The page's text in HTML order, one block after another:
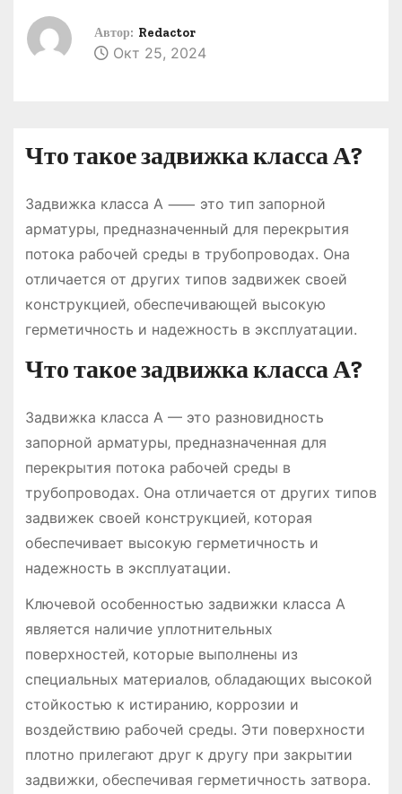
Автор: Redactor
Окт 25, 2024
Что такое задвижка класса А?
Задвижка класса А ⸺ это тип запорной
арматуры‚ предназначенный для перекрытия
потока рабочей среды в трубопроводах. Она
отличается от других типов задвижек своей
конструкцией‚ обеспечивающей высокую
герметичность и надежность в эксплуатации.
Что такое задвижка класса А?
Задвижка класса А — это разновидность
запорной арматуры‚ предназначенная для
перекрытия потока рабочей среды в
трубопроводах. Она отличается от других типов
задвижек своей конструкцией‚ которая
обеспечивает высокую герметичность и
надежность в эксплуатации.
Ключевой особенностью задвижки класса А
является наличие уплотнительных
поверхностей‚ которые выполнены из
специальных материалов‚ обладающих высокой
стойкостью к истиранию‚ коррозии и
воздействию рабочей среды. Эти поверхности
плотно прилегают друг к другу при закрытии
задвижки‚ обеспечивая герметичность затвора.